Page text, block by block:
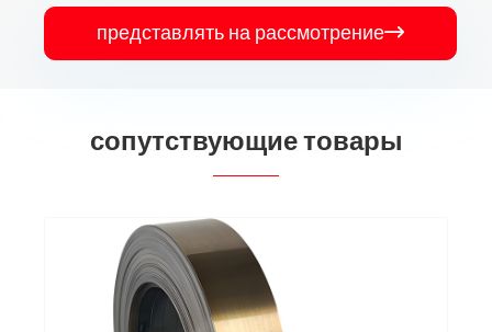
представлять на рассмотрение
сопутствующие товары